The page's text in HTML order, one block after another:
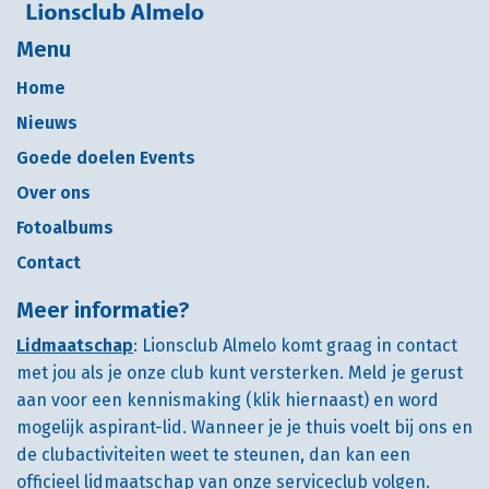
Menu
Home
Nieuws
Goede doelen Events
Over ons
Fotoalbums
Contact
Meer informatie?
Lidmaatschap: Lionsclub Almelo komt graag in contact
met jou als je onze club kunt versterken. Meld je gerust
aan voor een kennismaking (klik hiernaast) en word
mogelijk aspirant-lid. Wanneer je je thuis voelt bij ons en
de clubactiviteiten weet te steunen, dan kan een
officieel lidmaatschap van onze serviceclub volgen.